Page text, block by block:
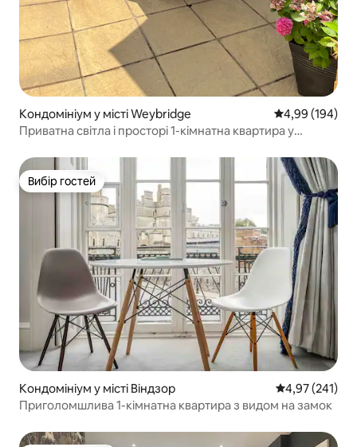
Кондомініум у місті Weybridge Середня
4,99 (194)
Приватна світла і просторі 1-кімнатна квартира у
Вибір гостей
Вибір гостей
Кондомініум у місті Віндзор Середня
4,97 (241)
Приголомшлива 1-кімнатна квартира з видом на замок